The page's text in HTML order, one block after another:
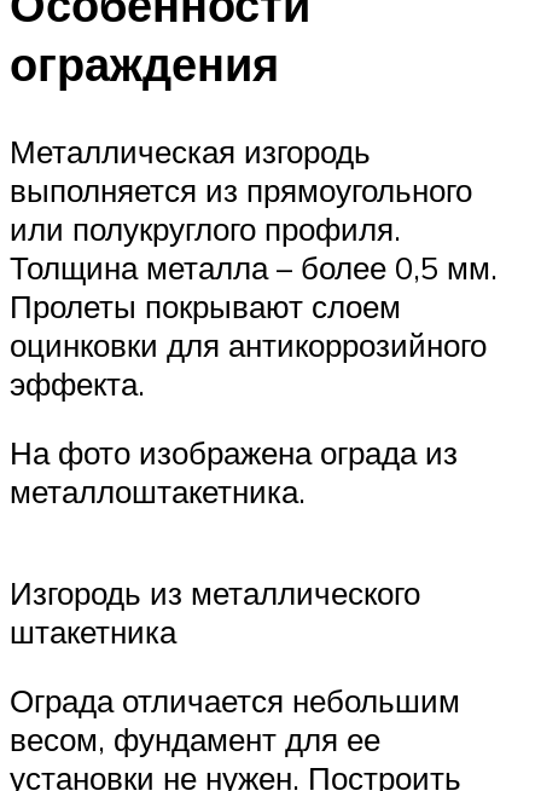
ограждения
Металлическая изгородь
выполняется из прямоугольного
или полукруглого профиля.
Толщина металла – более 0,5 мм.
Пролеты покрывают слоем
оцинковки для антикоррозийного
эффекта.
На фото изображена ограда из
металлоштакетника.
Изгородь из металлического
штакетника
Ограда отличается небольшим
весом, фундамент для ее
установки не нужен. Построить